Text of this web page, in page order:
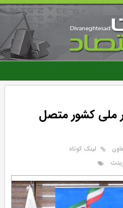
رفتن
محتوای
اصلی
ملی کشور متصل
لینک کوتاه